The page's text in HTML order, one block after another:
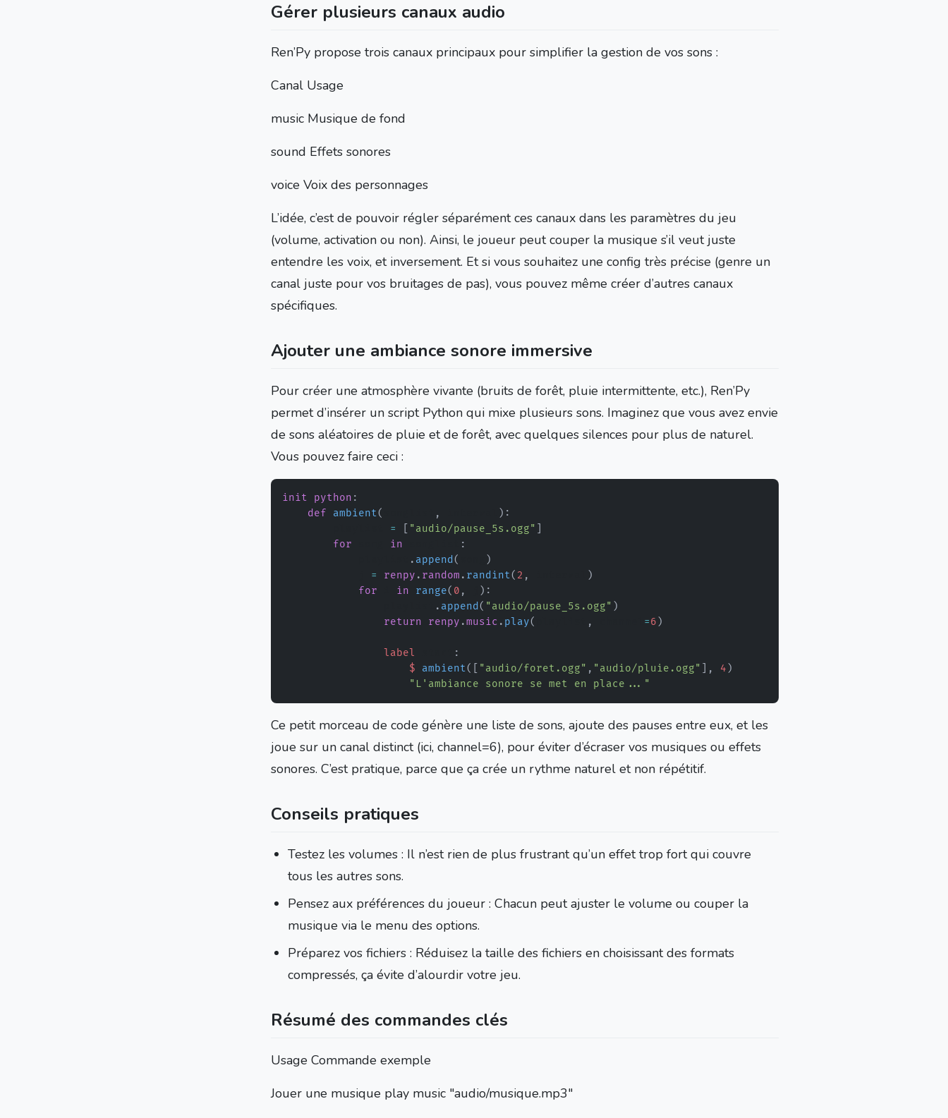
Gérer plusieurs canaux audio
Ren’Py propose trois canaux principaux pour simplifier la gestion de vos sons :
Canal Usage
music Musique de fond
sound Effets sonores
voice Voix des personnages
L’idée, c’est de pouvoir régler séparément ces canaux dans les paramètres du jeu
(volume, activation ou non). Ainsi, le joueur peut couper la musique s’il veut juste
entendre les voix, et inversement. Et si vous souhaitez une config très précise (genre un
canal juste pour vos bruitages de pas), vous pouvez même créer d’autres canaux
spécifiques.
Ajouter une ambiance sonore immersive
Pour créer une atmosphère vivante (bruits de forêt, pluie intermittente, etc.), Ren’Py
permet d’insérer un script Python qui mixe plusieurs sons. Imaginez que vous avez envie
de sons aléatoires de pluie et de forêt, avec quelques silences pour plus de naturel.
Vous pouvez faire ceci :
init python :
def
ambient( , ) :
= "audio/pause_5s.ogg"
for
in
:
. append (
)
= renpy . random . randint( 2 ,
)
for
in range( 0 , ) :
. append ( "audio/pause_5s.ogg" )
return
renpy .music . play( , =6 )
label
:
$
ambient( "audio/foret.ogg" , "audio/pluie.ogg" , 4 )
"L'ambiance sonore se met en place..."
Ce petit morceau de code génère une liste de sons, ajoute des pauses entre eux, et les
joue sur un canal distinct (ici, channel=6), pour éviter d’écraser vos musiques ou effets
sonores. C’est pratique, parce que ça crée un rythme naturel et non répétitif.
Conseils pratiques
Testez les volumes : Il n’est rien de plus frustrant qu’un effet trop fort qui couvre
tous les autres sons.
Pensez aux préférences du joueur : Chacun peut ajuster le volume ou couper la
musique via le menu des options.
Préparez vos fichiers : Réduisez la taille des fichiers en choisissant des formats
compressés, ça évite d’alourdir votre jeu.
Résumé des commandes clés
Usage Commande exemple
Jouer une musique play music "audio/musique.mp3"